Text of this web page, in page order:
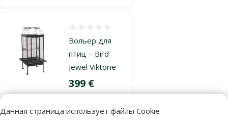
Данная страница использует файлы Cookie
Вольер для
птиц – Bird
Jewel Viktorie
Цена
399 €